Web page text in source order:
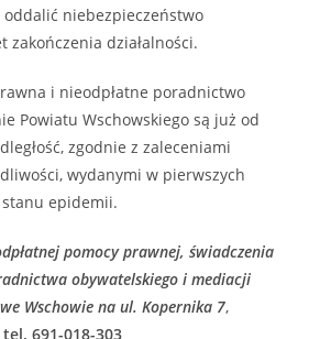
niebezpieczeństwo
zakończenia działalności.
i nieodpłatne poradnictwo
Powiatu Wschowskiego są już od
zgodnie z zaleceniami
wydanymi w pierwszych
epidemii.
pomocy prawnej, świadczenia
obywatelskiego i mediacji
Wschowie na ul. Kopernika 7,
tel. 691-018-303